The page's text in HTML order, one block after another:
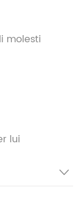
molesti
lui